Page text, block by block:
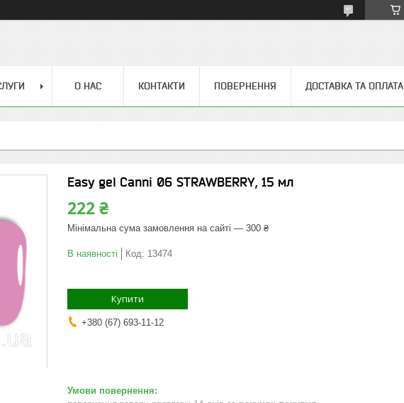
О НАС КОНТАКТИ ПОВЕРНЕННЯ ДОСТАВКА ТА ОПЛАТА
Easy gel Canni 06 STRAWBERRY, 15 мл
222 ₴
Мінімальна сума замовлення на сайті — 300 ₴
В наявності Код: 13474
Купити
+380 (67) 693-11-12